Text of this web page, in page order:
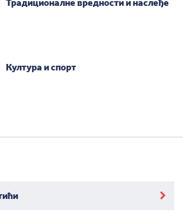
Традиционалне вредности и наслеђе
Култура и спорт